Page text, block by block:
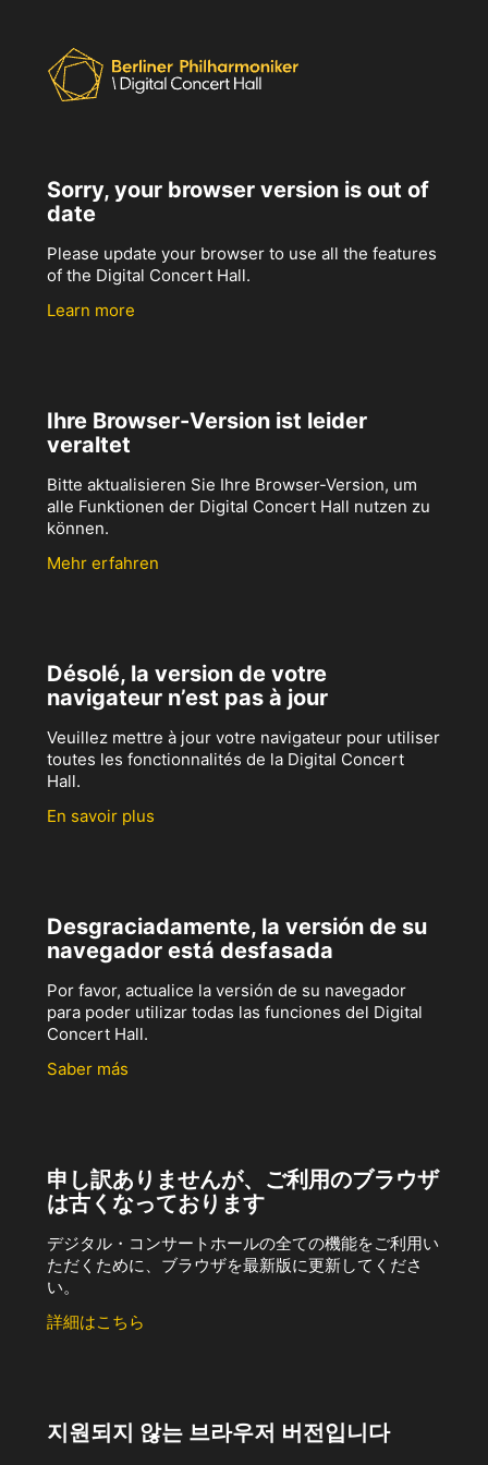
Sorry, your browser version is out of
date
Please update your browser to use all the features
of the Digital Concert Hall.
Learn more
Ihre Browser-Version ist leider
veraltet
Bitte aktualisieren Sie Ihre Browser-Version, um
alle Funktionen der Digital Concert Hall nutzen zu
können.
Mehr erfahren
Désolé, la version de votre
navigateur n’est pas à jour
Veuillez mettre à jour votre navigateur pour utiliser
toutes les fonctionnalités de la Digital Concert
Hall.
En savoir plus
Desgraciadamente, la versión de su
navegador está desfasada
Por favor, actualice la versión de su navegador
para poder utilizar todas las funciones del Digital
Concert Hall.
Saber más
申し訳ありませんが、ご利用のブラウザ
は古くなっております
デジタル・コンサートホールの全ての機能をご利用い
ただくために、ブラウザを最新版に更新してくださ
い。
詳細はこちら
지원되지 않는 브라우저 버전입니다